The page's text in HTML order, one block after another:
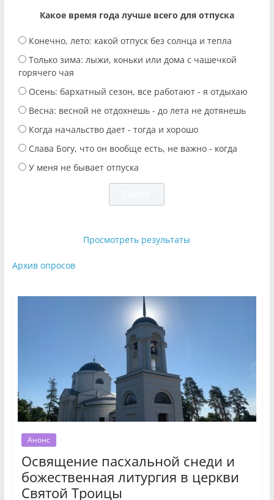
Какое время года лучше всего для отпуска
Конечно, лето: какой отпуск без солнца и тепла
Только зима: лыжи, коньки или дома с чашечкой
горячего чая
Осень: бархатный сезон, все работают - я отдыхаю
Весна: весной не отдохнешь - до лета не дотянешь
Когда начальство дает - тогда и хорошо
Слава Богу, что он вообще есть, не важно - когда
У меня не бывает отпуска
Просмотреть результаты
Архив опросов
Анонс
Освящение пасхальной снеди и
божественная литургия в церкви
Святой Троицы